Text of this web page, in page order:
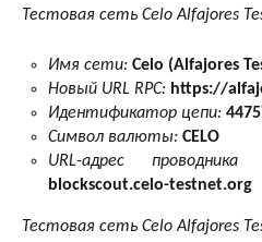
Тестовая сеть Celo Alfajores
Имя сети: Celo (Alfajores
Новый URL RPC: https://
Идентификатор цепи:
Символ валюты: CELO
URL-адрес проводника
blockscout.celo-testnet.org
Тестовая сеть Celo Alfajores